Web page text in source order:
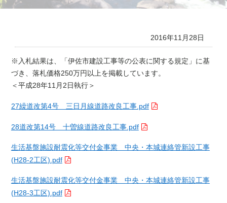
2016年11月28日
※入札結果は、「伊佐市建設工事等の公表に関する規定」に基
づき、落札価格250万円以上を掲載しています。
＜平成28年11月2日執行＞
27繰道改第4号 三日月線道路改良工事.pdf
28道改第14号 十曽線道路改良工事.pdf
生活基盤施設耐震化等交付金事業 中央・本城連絡管新設工事
(H28-2工区).pdf
生活基盤施設耐震化等交付金事業 中央・本城連絡管新設工事
(H28-3工区).pdf